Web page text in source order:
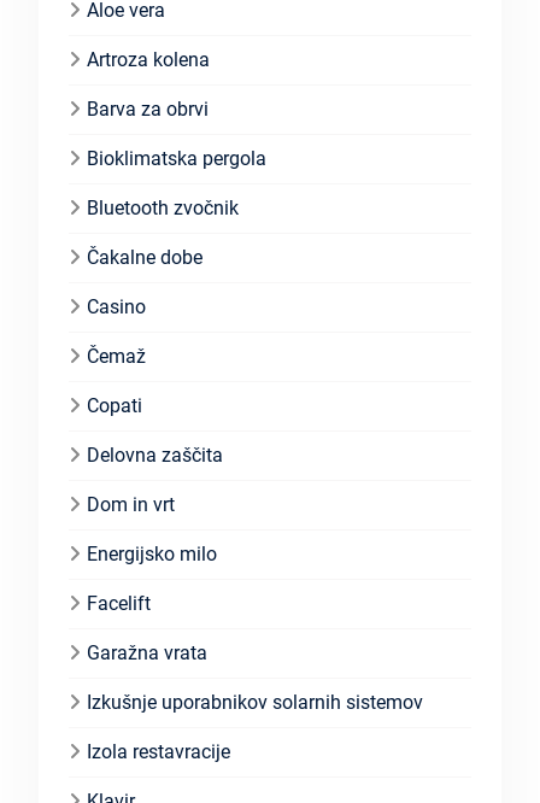
Aloe vera
Artroza kolena
Barva za obrvi
Bioklimatska pergola
Bluetooth zvočnik
Čakalne dobe
Casino
Čemaž
Copati
Delovna zaščita
Dom in vrt
Energijsko milo
Facelift
Garažna vrata
Izkušnje uporabnikov solarnih sistemov
Izola restavracije